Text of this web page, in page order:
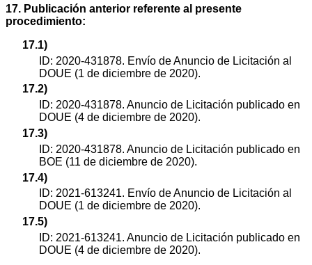
17. Publicación anterior referente al presente
procedimiento:
17.1)
ID: 2020-431878. Envío de Anuncio de Licitación al
DOUE (1 de diciembre de 2020).
17.2)
ID: 2020-431878. Anuncio de Licitación publicado en
DOUE (4 de diciembre de 2020).
17.3)
ID: 2020-431878. Anuncio de Licitación publicado en
BOE (11 de diciembre de 2020).
17.4)
ID: 2021-613241. Envío de Anuncio de Licitación al
DOUE (1 de diciembre de 2020).
17.5)
ID: 2021-613241. Anuncio de Licitación publicado en
DOUE (4 de diciembre de 2020).